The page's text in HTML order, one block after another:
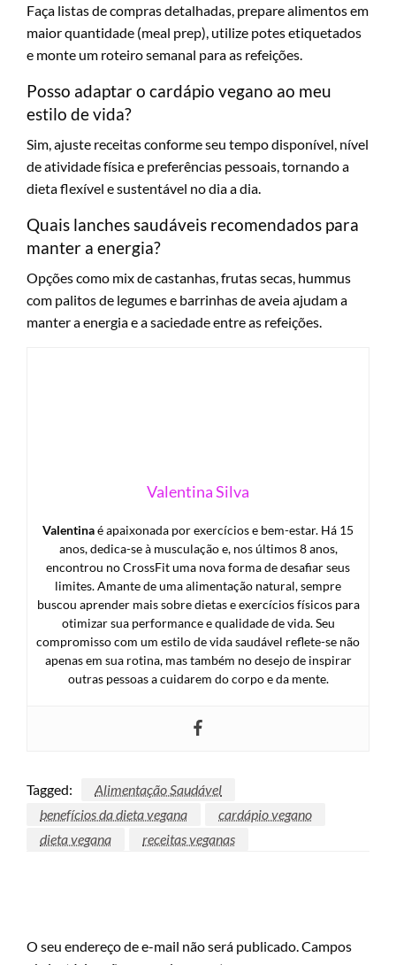
Faça listas de compras detalhadas, prepare alimentos em
maior quantidade (meal prep), utilize potes etiquetados
e monte um roteiro semanal para as refeições.
Posso adaptar o cardápio vegano ao meu
estilo de vida?
Sim, ajuste receitas conforme seu tempo disponível, nível
de atividade física e preferências pessoais, tornando a
dieta flexível e sustentável no dia a dia.
Quais lanches saudáveis recomendados para
manter a energia?
Opções como mix de castanhas, frutas secas, hummus
com palitos de legumes e barrinhas de aveia ajudam a
manter a energia e a saciedade entre as refeições.
Valentina Silva
Valentinaé apaixonada por exercícios e bem-estar. Há 15
anos, dedica-se à musculação e, nos últimos 8 anos,
encontrou no CrossFit uma nova forma de desafiar seus
limites. Amante de uma alimentação natural, sempre
buscou aprender mais sobre dietas e exercícios físicos para
otimizar sua performance e qualidade de vida. Seu
compromisso com um estilo de vida saudável reflete-se não
apenas em sua rotina, mas também no desejo de inspirar
outras pessoas a cuidarem do corpo e da mente.
Tagged:
Alimentação Saudável
benefícios da dieta vegana
cardápio vegano
dieta vegana
receitas veganas
O seu endereço de e-mail não será publicado. Campos